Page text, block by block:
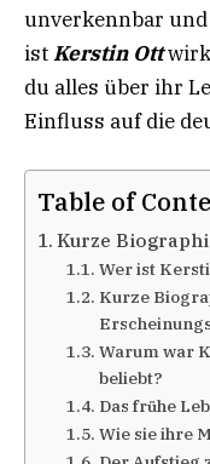
unverkennbar
istKerstin Ott
du alles über ihr
Einfluss auf die
Table of
Kurze
Wer ist
Kurze
Warum war
beliebt?
Das frühe
Wie sie ihre